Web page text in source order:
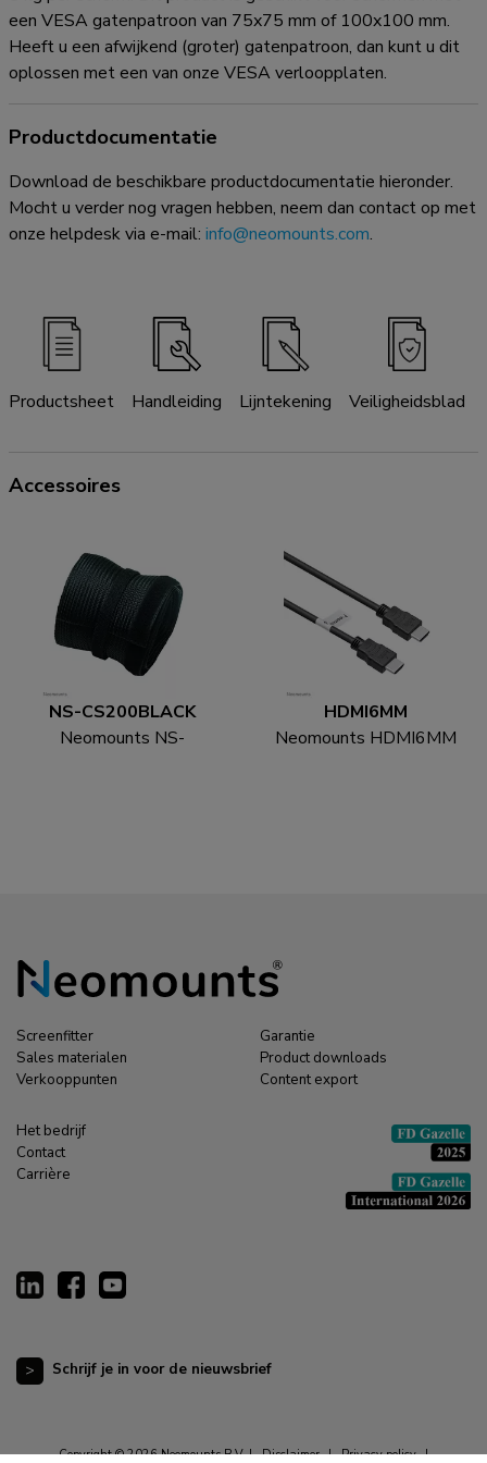
een VESA gatenpatroon van 75x75 mm of 100x100 mm.
Heeft u een afwijkend (groter) gatenpatroon, dan kunt u dit
oplossen met een van onze VESA verloopplaten.
Productdocumentatie
Download de beschikbare productdocumentatie hieronder.
Mocht u verder nog vragen hebben, neem dan contact op met
onze helpdesk via e-mail: info@neomounts.com.
Productsheet Handleiding Lijntekening Veiligheidsblad
Accessoires
NS-CS200BLACK
Neomounts NS-
HDMI6MM
Neomounts HDMI6MM
Screenfitter
Sales materialen
Verkooppunten
Garantie
Product downloads
Content export
Het bedrijf
Contact
Carrière
Schrijf je in voor de nieuwsbrief
Copyright © 2026 Neomounts B.V. | Disclaimer | Privacy policy |